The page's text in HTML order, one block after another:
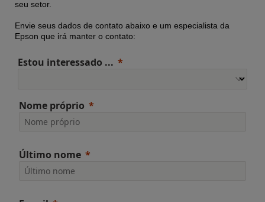
seu setor.
Envie seus dados de contato abaixo e um especialista da
Epson que irá manter o contato:
Estou interessado ...
Nome próprio
Último nome